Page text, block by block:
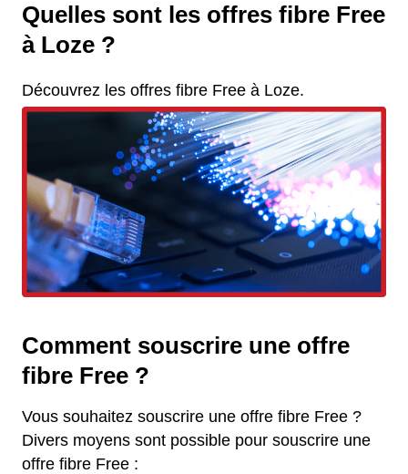
Quelles sont les offres fibre Free
à Loze ?
Découvrez les offres fibre Free à Loze.
Comment souscrire une offre
fibre Free ?
Vous souhaitez souscrire une offre fibre Free ?
Divers moyens sont possible pour souscrire une
offre fibre Free :